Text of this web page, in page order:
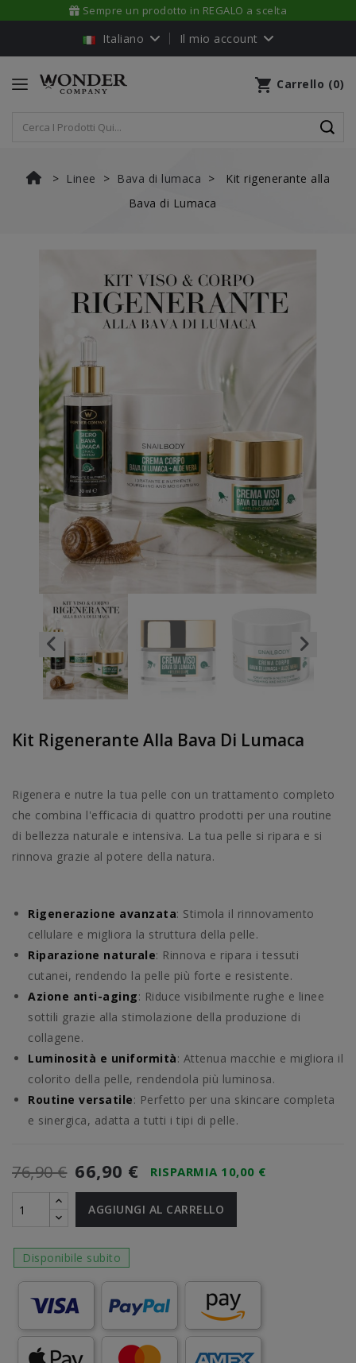
Sempre un prodotto in REGALO a scelta
Italiano Il mio account
shopping_cart Carrello (0)
Linee Bava di lumaca
Kit rigenerante alla
Bava di Lumaca
Kit Rigenerante Alla Bava Di Lumaca
Rigenera e nutre la tua pelle con un trattamento completo
che combina l'efficacia di quattro prodotti per una routine
di bellezza naturale e intensiva. La tua pelle si ripara e si
rinnova grazie al potere della natura.
Rigenerazione avanzata: Stimola il rinnovamento
cellulare e migliora la struttura della pelle.
Riparazione naturale: Rinnova e ripara i tessuti
cutanei, rendendo la pelle più forte e resistente.
Azione anti-aging: Riduce visibilmente rughe e linee
sottili grazie alla stimolazione della produzione di
collagene.
Luminosità e uniformità: Attenua macchie e migliora il
colorito della pelle, rendendola più luminosa.
Routine versatile: Perfetto per una skincare completa
e sinergica, adatta a tutti i tipi di pelle.
76,90 € 66,90 € RISPARMIA 10,00 €
AGGIUNGI AL CARRELLO
Disponibile subito